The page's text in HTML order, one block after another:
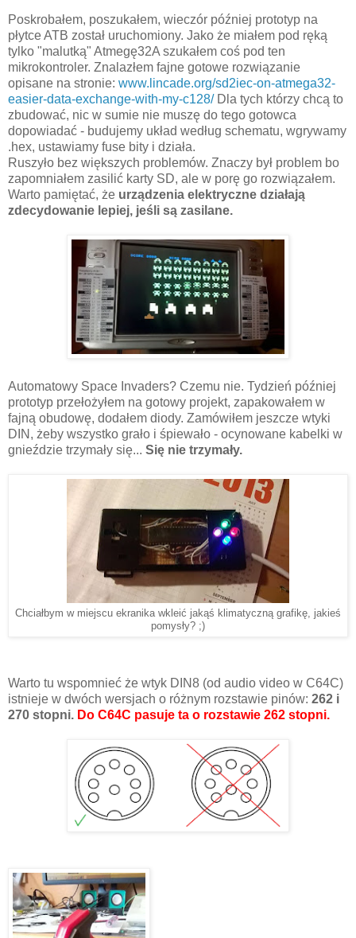
Poskrobałem, poszukałem, wieczór później prototyp na
płytce ATB został uruchomiony. Jako że miałem pod ręką
tylko "malutką" Atmegę32A szukałem coś pod ten
mikrokontroler. Znalazłem fajne gotowe rozwiązanie
opisane na stronie: www.lincade.org/sd2iec-on-atmega32-
easier-data-exchange-with-my-c128/Dla tych którzy chcą to
zbudować, nic w sumie nie muszę do tego gotowca
dopowiadać - budujemy układ według schematu, wgrywamy
.hex, ustawiamy fuse bity i działa.
Ruszyło bez większych problemów. Znaczy był problem bo
zapomniałem zasilić karty SD, ale w porę go rozwiązałem.
Warto pamiętać, że urządzenia elektryczne działają
zdecydowanie lepiej, jeśli są zasilane.
Automatowy Space Invaders? Czemu nie. Tydzień później
prototyp przełożyłem na gotowy projekt, zapakowałem w
fajną obudowę, dodałem diody. Zamówiłem jeszcze wtyki
DIN, żeby wszystko grało i śpiewało - ocynowane kabelki w
gnieździe trzymały się... Się nie trzymały.
Chciałbym w miejscu ekranika wkleić jakąś klimatyczną grafikę, jakieś
pomysły? ;)
Warto tu wspomnieć że wtyk DIN8 (od audio video w C64C)
istnieje w dwóch wersjach o różnym rozstawie pinów: 262 i
270 stopni. Do C64C pasuje ta o rozstawie 262 stopni.